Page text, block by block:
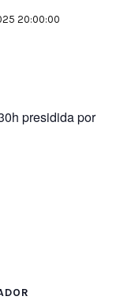
20:00:00
presidida por